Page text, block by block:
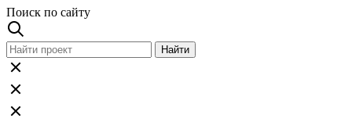
Поиск по сайту